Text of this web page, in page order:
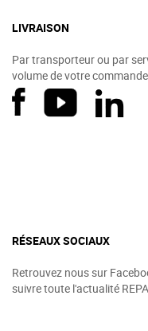
LIVRAISON
Par transporteur ou par
volume de votre
RÉSEAUX SOCIAUX
Retrouvez nous sur
suivre toute l'actualité